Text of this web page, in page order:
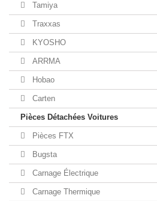
Tamiya
Traxxas
KYOSHO
ARRMA
Hobao
Carten
Pièces Détachées Voitures
Pièces FTX
Bugsta
Carnage Électrique
Carnage Thermique